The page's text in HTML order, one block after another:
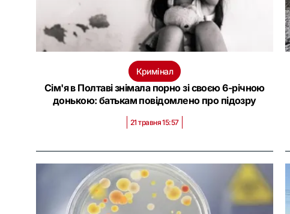
Кримінал
Сім'я в Полтаві знімала порно зі своєю 6-річною
донькою: батькам повідомлено про підозру
21 травня 15:57